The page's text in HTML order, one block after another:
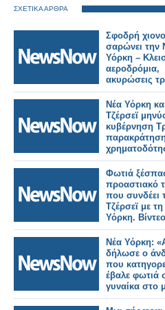
ΣΧΕΤΙΚΑ ΑΡΘΡΑ
Σφοδρή
σαρώνει την
Υόρκη –
αεροδρόμια,
ακυρώσεις
660.000
χωρίς ρεύμα
βίντεο]
Νέα Υόρκη
Τζέρσεϊ
κυβέρνηση
τη
σήραγγα
Φωτιά
προαστιακό
που συνδέει
Τζέρσεϊ με
Υόρκη.
Νέα Υόρκη:
δήλωσε ο
που
έβαλε φωτιά
γυναίκα στο